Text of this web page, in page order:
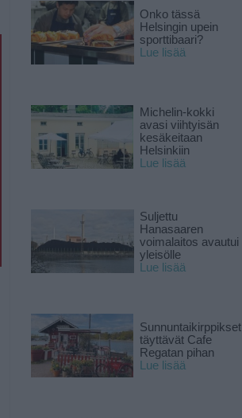
Onko tässä
Helsingin upein
sporttibaari?
Lue lisää
Michelin-kokki
avasi viihtyisän
kesäkeitaan
Helsinkiin
Lue lisää
Suljettu
Hanasaaren
voimalaitos avautui
yleisölle
Lue lisää
Sunnuntaikirppikset
täyttävät Cafe
Regatan pihan
Lue lisää